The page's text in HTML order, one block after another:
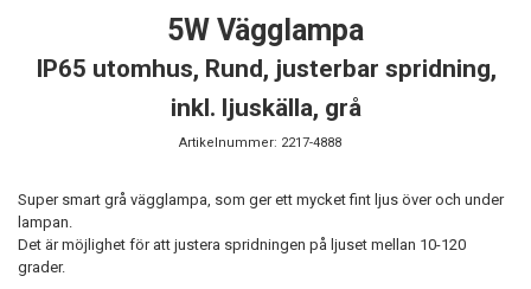
5W Vägglampa
IP65 utomhus, Rund, justerbar spridning,
inkl. ljuskälla, grå
Artikelnummer: 2217-4888
Super smart grå vägglampa, som ger ett mycket fint ljus över och under
lampan.
Det är möjlighet för att justera spridningen på ljuset mellan 10-120
grader.